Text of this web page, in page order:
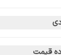
قیمت